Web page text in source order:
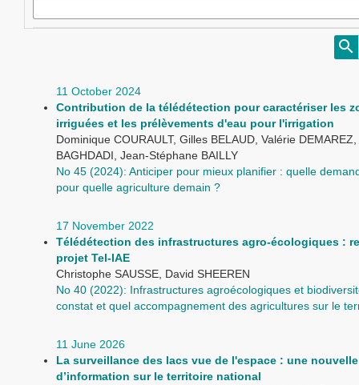
11 October 2024
Contribution de la télédétection pour caractériser les
irriguées et les prélèvements d'eau pour l'irrigation
Dominique COURAULT, Gilles BELAUD, Valérie
BAGHDADI, Jean-Stéphane BAILLY
No 45 (2024): Anticiper pour mieux planifier : quelle
pour quelle agriculture demain ?
17 November 2022
Télédétection des infrastructures agro-écologiques :
projet Tel-IAE
Christophe SAUSSE, David SHEEREN
No 40 (2022): Infrastructures agroécologiques et
constat et quel accompagnement des agricultures sur le
11 June 2026
La surveillance des lacs vue de l'espace : une
d’information sur le territoire national